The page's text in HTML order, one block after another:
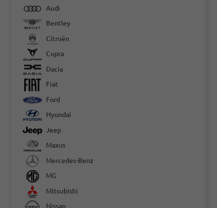
Audi
Bentley
Citroën
Cupra
Dacia
Fiat
Ford
Hyundai
Jeep
Maxus
Mercedes-Benz
MG
Mitsubishi
Nissan